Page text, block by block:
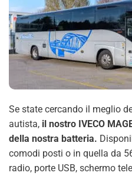
Se state cercando il meglio
autista, il nostro IVECO
della nostra batteria.
comodi posti o in quella da
radio, porte USB, schermo